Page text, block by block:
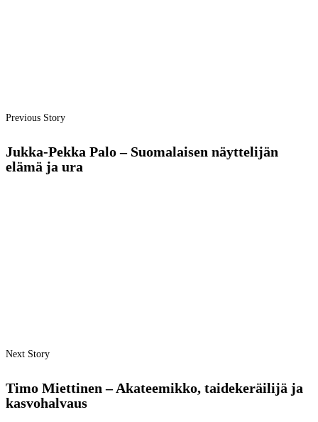
Previous Story
Jukka-Pekka Palo – Suomalaisen näyttelijän
elämä ja ura
Next Story
Timo Miettinen – Akateemikko, taidekeräilijä ja
kasvohalvaus